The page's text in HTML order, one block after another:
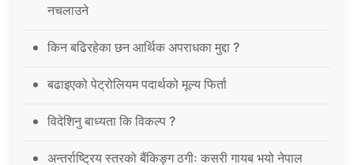
नचलाउने
किन बढिरहेका छन आर्थिक अपराधका मुद्दा ?
बढाइएको पेट्रोलियम पदार्थको मूल्य फिर्ता
विदेशिनु बाध्यता कि विकल्प ?
अन्तर्राष्ट्रिय स्तरको बैंकिङ्ग ठगीः कसरी गायब भयो नेपाल